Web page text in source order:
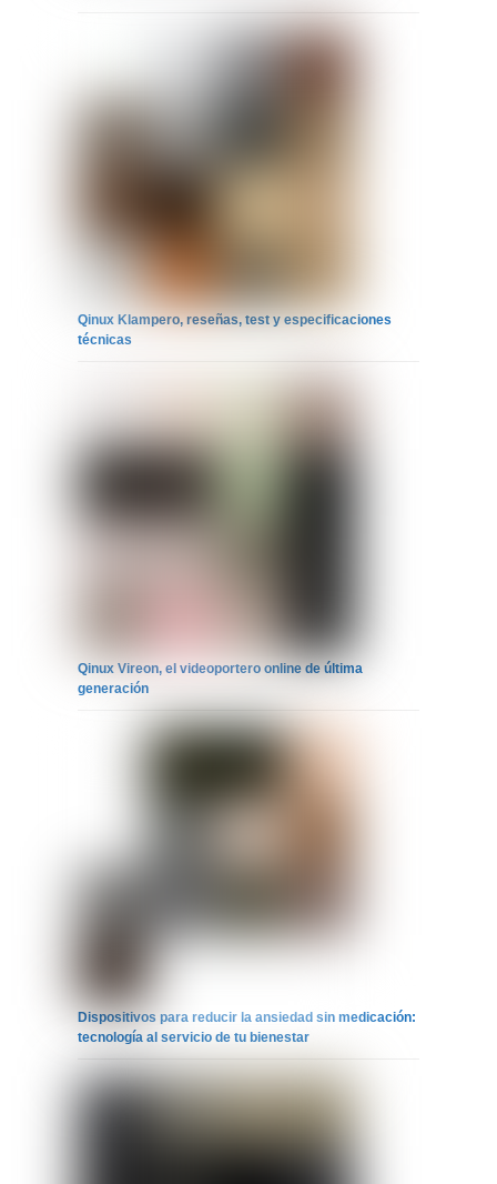
Qinux Klampero, reseñas, test y especificaciones
técnicas
Qinux Vireon, el videoportero online de última
generación
Dispositivos para reducir la ansiedad sin medicación:
tecnología al servicio de tu bienestar